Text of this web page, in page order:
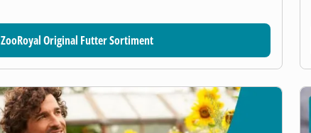
ZooRoyal Original Futter Sortiment